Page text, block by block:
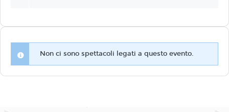
Non ci sono spettacoli legati a questo evento.